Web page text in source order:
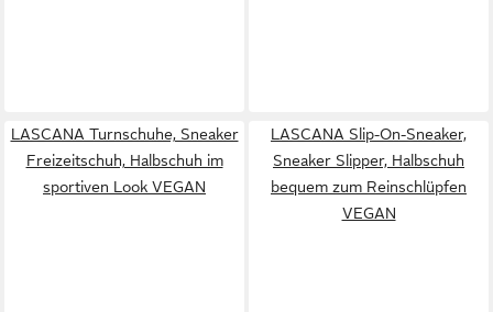
LASCANA Turnschuhe, Sneaker
Freizeitschuh, Halbschuh im
sportiven Look VEGAN
LASCANA Slip-On-Sneaker,
Sneaker Slipper, Halbschuh
bequem zum Reinschlüpfen
VEGAN